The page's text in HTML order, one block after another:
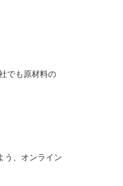
でも原材料の
う、オンライン